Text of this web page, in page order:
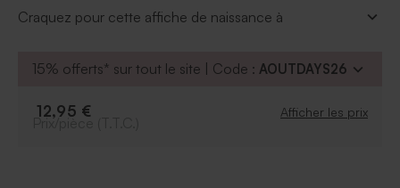
Craquez pour cette affiche de naissance à
À personnaliser :
Prénom de l'enfant
15% offerts* sur tout le site | Code : AOUTDAYS26
12,95 € Afficher les prix